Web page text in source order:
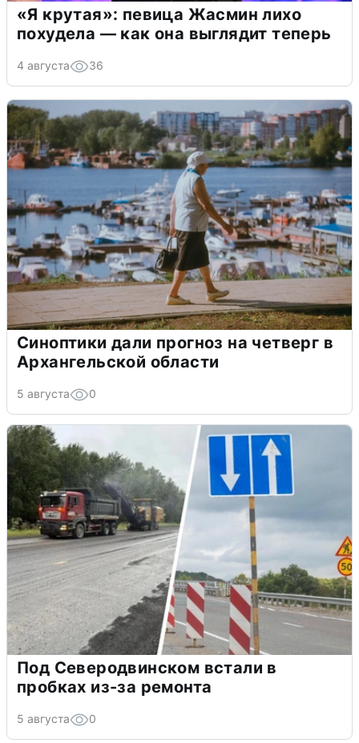
«Я крутая»: певица Жасмин лихо
похудела — как она выглядит теперь
4 августа 36
Синоптики дали прогноз на четверг в
Архангельской области
5 августа 0
Под Северодвинском встали в
пробках из-за ремонта
5 августа 0